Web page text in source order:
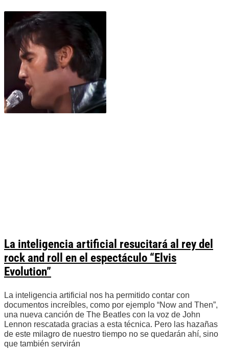
La inteligencia artificial resucitará al rey del
rock and roll en el espectáculo “Elvis
Evolution”
La inteligencia artificial nos ha permitido contar con
documentos increíbles, como por ejemplo “Now and Then”,
una nueva canción de The Beatles con la voz de John
Lennon rescatada gracias a esta técnica. Pero las hazañas
de este milagro de nuestro tiempo no se quedarán ahí, sino
que también servirán